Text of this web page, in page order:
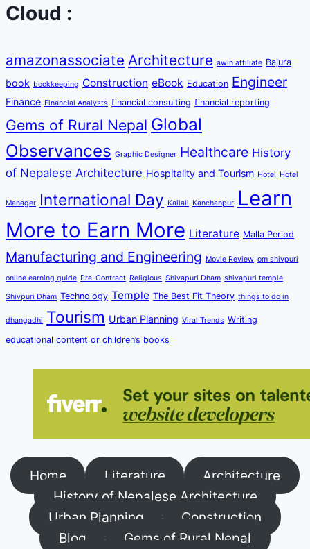
Cloud :
amazonassociate Architecture awin affiliate Bajura
book bookkeeping Construction eBook Education Engineer
Finance Financial Analysts financial consulting financial reporting
Gems of Rural Nepal Global
Observances Graphic Designer Healthcare History
of Nepalese Architecture Hospitality and Tourism Hotel Hotel
Manager International Day Kailali Kanchanpur Learn
More to Earn More Literature Malla Period
Manufacturing and Engineering Movie Review om shivpuri
online earning guide Pre-Contract Religious Shivapuri Dham shivapuri temple
Shivpuri Dham Technology Temple The Best Fit Theory things to do in
dhangadhi Tourism Urban Planning Viral Trends Writing
educational content or children’s books
Home Literature
Architecture
History of Nepalese Architecture
Urban Planning
Construction
Blog
Gems of Rural Nepal